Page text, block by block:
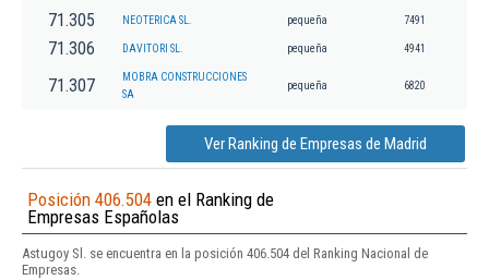
71.305 NEOTERICA SL. pequeña 7491
71.306 DAVITORI SL. pequeña 4941
71.307
MOBRA CONSTRUCCIONES
SA
pequeña 6820
Ver Ranking de Empresas de Madrid
Posición 406.504 en el Ranking de
Empresas Españolas
Astugoy Sl. se encuentra en la posición 406.504 del Ranking Nacional de
Empresas.